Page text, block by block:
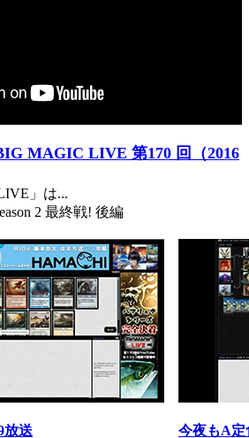
MAGIC LIVE 第170 回（2016
」は...
2 最終戦! 後編
放送 今夜もA定